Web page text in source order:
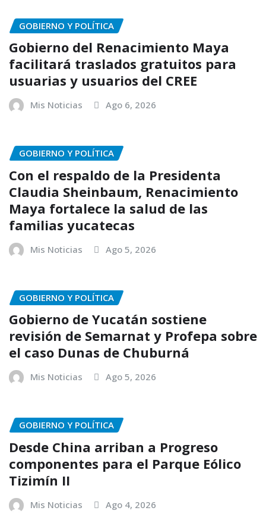
GOBIERNO Y POLÍTICA
Gobierno del Renacimiento Maya
facilitará traslados gratuitos para
usuarias y usuarios del CREE
Mis Noticias Ago 6, 2026
GOBIERNO Y POLÍTICA
Con el respaldo de la Presidenta
Claudia Sheinbaum, Renacimiento
Maya fortalece la salud de las
familias yucatecas
Mis Noticias Ago 5, 2026
GOBIERNO Y POLÍTICA
Gobierno de Yucatán sostiene
revisión de Semarnat y Profepa sobre
el caso Dunas de Chuburná
Mis Noticias Ago 5, 2026
GOBIERNO Y POLÍTICA
Desde China arriban a Progreso
componentes para el Parque Eólico
Tizimín II
Mis Noticias Ago 4, 2026